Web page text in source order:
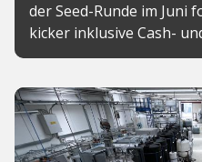
der Seed-Runde im Juni
kicker inklusive Cash-